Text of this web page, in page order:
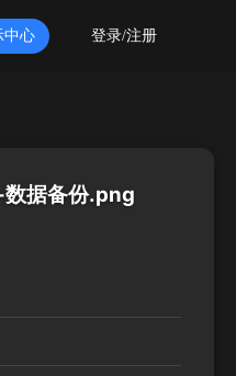
中心 登录/注册
数据备份.png